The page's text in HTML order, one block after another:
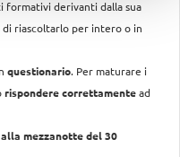
derivanti dalla sua
riascoltarlo per intero o in
questionario. Per maturare i
rispondere correttamente ad
mezzanotte del 30